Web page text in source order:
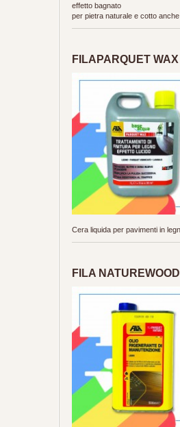
effetto bagnato
per pietra naturale e cotto
FILAPARQUET
Cera liquida per pavimenti in
FILA